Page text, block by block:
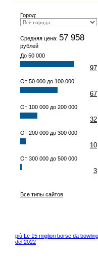
Город:
Средняя цена: 57 958
рублей
До 50 000
97
От 50 000 до 100 000
67
От 100 000 до 200 000
32
От 200 000 до 300 000
10
От 300 000 до 500 000
3
Все типы сайтов
più Le 15 migliori borse da bowling
del 2022